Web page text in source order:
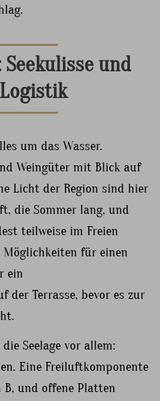
Seekulisse und
um das Wasser.
Weingüter mit Blick auf
Licht der Region sind hier
die Sommer lang, und
teilweise im Freien
für einen
ein
der Terrasse, bevor es zur
Seelage vor allem:
Eine Freiluftkomponente
und offene Platten